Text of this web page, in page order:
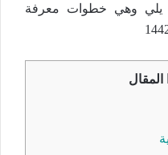
يلي وهي خطوات معرفة
المقال